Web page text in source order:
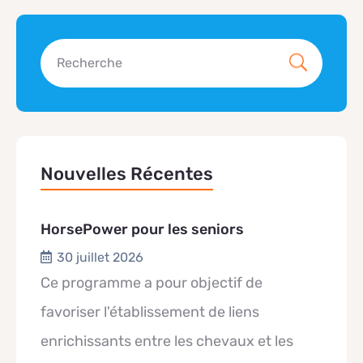
Nouvelles Récentes
HorsePower pour les seniors
30 juillet 2026
Ce programme a pour objectif de
favoriser l'établissement de liens
enrichissants entre les chevaux et les